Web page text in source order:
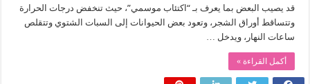
قد يصيب البعض بما يعرف بـ “اكتئاب موسمي”، حيث تنخفض درجات الحرارة
وتتساقط أوراق الشجر، وتعود بعض الحيوانات إلى السبات الشتوي وتتقلص
ساعات النهار، ويدخل …
أكمل القراءة »